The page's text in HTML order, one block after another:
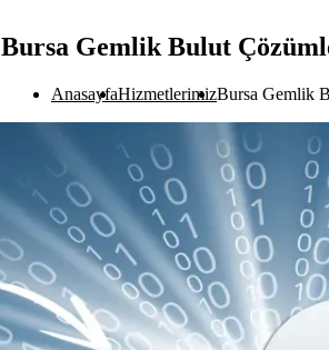
Bursa Gemlik Bulut
AnasayfaHizmetlerimizBursa Gemlik